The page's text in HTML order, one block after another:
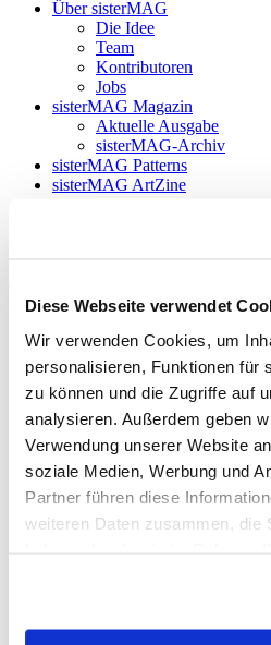
Diese Webseite verwendet
Wir verwenden Cookies, um
personalisieren, Funktionen für
zu können und die Zugriffe auf
analysieren. Außerdem geben
Verwendung unserer Website
soziale Medien, Werbung und
Partner führen diese
weiteren Daten zusammen, die
Über sisterMAG
Die Idee
Team
Kontributoren
Jobs
sisterMAG Magazin
Aktuelle Ausgabe
sisterMAG-Archiv
sisterMAG Patterns
sisterMAG ArtZine
Food
Dekoration
Food Feature:
Carole Poirot
Dekoration